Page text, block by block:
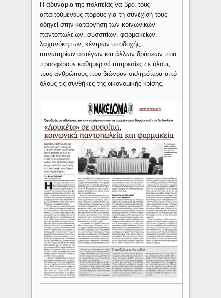
Η αδυναμία της πολιτείας να βρει τους
απαιτούμενους πόρους για τη συνέχισή τους
οδηγεί στην κατάργηση των κοινωνικών
παντοπωλείων, συσσιτίων, φαρμακείων,
λαχανόκηπων, κέντρων υποδοχής,
υπνωτηρίων αστέγων και άλλων δράσεων που
προσφέρουν καθημερινά υπηρεσίες σε όλους
τους ανθρώπους που βιώνουν σκληρότερα από
όλους τις συνθήκες της οικονομικής κρίσης.